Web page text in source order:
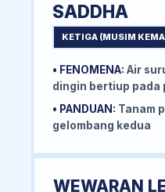
SADDHA
KETIGA (MUSIM
• FENOMENA: Air
dingin bertiup pada
• PANDUAN: Tanam
gelombang kedua
WEWARAN